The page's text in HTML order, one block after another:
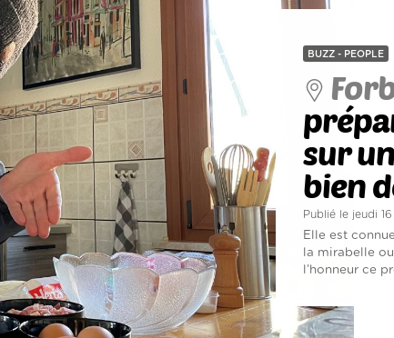
BUZZ - PEOPLE
sur
bien
Publié le jeudi
Elle est
la mirabelle
l’honneur ce